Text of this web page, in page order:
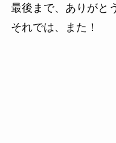
最後まで、ありがと
それでは、また！